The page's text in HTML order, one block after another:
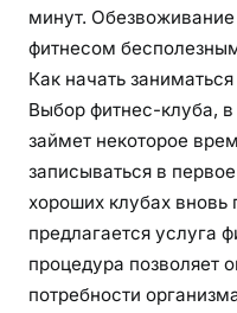
минут. Обезвоживание
фитнесом
Как начать
Выбор фитнес-клуба,
займет некоторое
записываться в
хороших клубах
предлагается услуга
процедура позволяет
потребности